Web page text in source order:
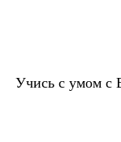
Учись с умом с